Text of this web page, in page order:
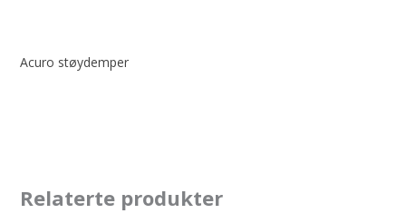
Acuro støydemper
Relaterte produkter